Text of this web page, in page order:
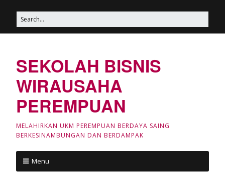
SEKOLAH BISNIS
WIRAUSAHA
PEREMPUAN
MELAHIRKAN UKM PEREMPUAN BERDAYA SAING
BERKESINAMBUNGAN DAN BERDAMPAK
Menu